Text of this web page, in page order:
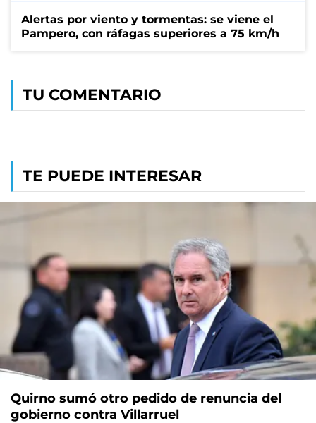
Alertas por viento y tormentas: se viene el
Pampero, con ráfagas superiores a 75 km/h
TU COMENTARIO
TE PUEDE INTERESAR
Quirno sumó otro pedido de renuncia del
gobierno contra Villarruel